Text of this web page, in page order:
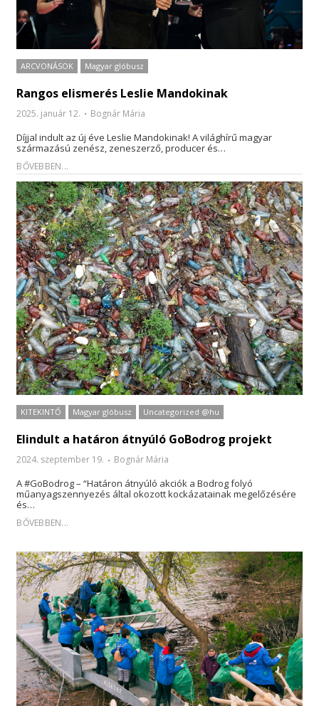
ARCVONÁSOK Magyar glóbusz
Rangos elismerés Leslie Mandokinak
2025. január 12. Bognár Mária
Díjjal indult az új éve Leslie Mandokinak! A világhírű magyar
származású zenész, zeneszerző, producer és…
BŐVEBBEN...
KITEKINTŐ Magyar glóbusz Uncategorized @hu
Elindult a határon átnyúló GoBodrog projekt
2024. szeptember 19. Bognár Mária
A #GoBodrog – “Határon átnyúló akciók a Bodrog folyó
műanyagszennyezés által okozott kockázatainak megelőzésére
és…
BŐVEBBEN...